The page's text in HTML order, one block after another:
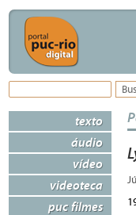
texto
áudio
vídeo
videoteca
puc filmes